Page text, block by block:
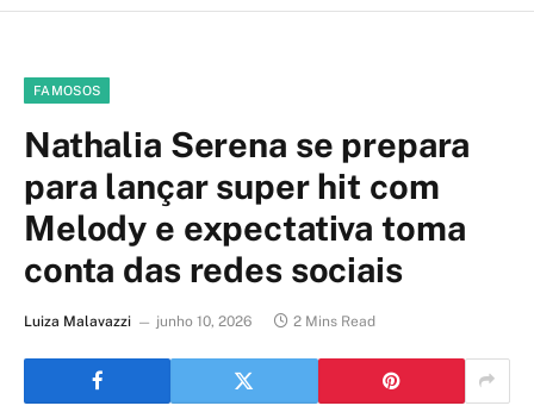
FAMOSOS
Nathalia Serena se prepara
para lançar super hit com
Melody e expectativa toma
conta das redes sociais
Luiza Malavazzi junho 10, 2026 2 Mins Read